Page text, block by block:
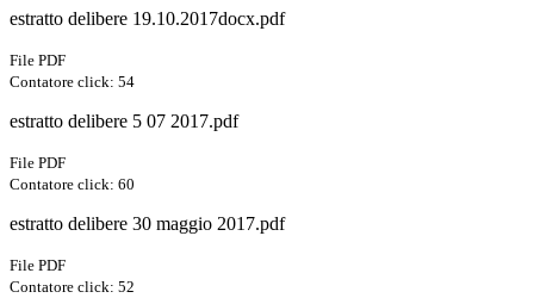
estratto delibere 19.10.2017docx.pdf
File PDF
Contatore click: 54
estratto delibere 5 07 2017.pdf
File PDF
Contatore click: 60
estratto delibere 30 maggio 2017.pdf
File PDF
Contatore click: 52